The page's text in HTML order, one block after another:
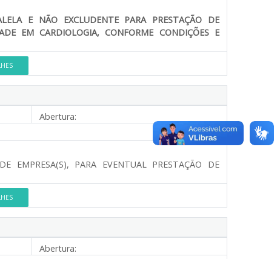
E NÃO EXCLUDENTE PARA PRESTAÇÃO DE
EM CARDIOLOGIA, CONFORME CONDIÇÕES E
Abertura:
EMPRESA(S), PARA EVENTUAL PRESTAÇÃO DE
Abertura: